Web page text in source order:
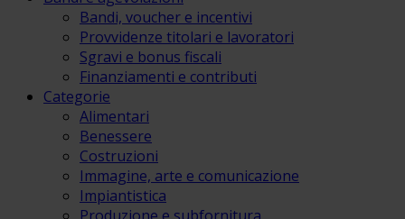
Bandi, voucher e incentivi
Provvidenze titolari e lavoratori
Sgravi e bonus fiscali
Finanziamenti e contributi
Categorie
Alimentari
Benessere
Costruzioni
Immagine, arte e comunicazione
Impiantistica